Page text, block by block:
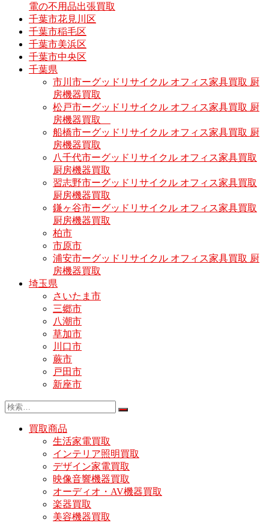
電の不用品出張買取
千葉市花見川区
千葉市稲毛区
千葉市美浜区
千葉市中央区
千葉県
市川市ーグッドリサイクル オフィス家具買取 厨
房機器買取
松戸市ーグッドリサイクル オフィス家具買取 厨
房機器買取
船橋市ーグッドリサイクル オフィス家具買取 厨
房機器買取
八千代市ーグッドリサイクル オフィス家具買取
厨房機器買取
習志野市ーグッドリサイクル オフィス家具買取
厨房機器買取
鎌ヶ谷市ーグッドリサイクル オフィス家具買取
厨房機器買取
柏市
市原市
浦安市ーグッドリサイクル オフィス家具買取 厨
房機器買取
埼玉県
さいたま市
三郷市
八潮市
草加市
川口市
蕨市
戸田市
新座市
買取商品
生活家電買取
インテリア照明買取
デザイン家電買取
映像音響機器買取
オーディオ・AV機器買取
楽器買取
美容機器買取